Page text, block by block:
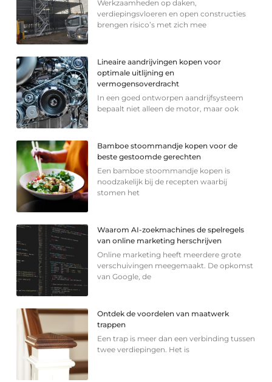
Werkzaamheden op daken,
verdiepingsvloeren en open constructies
brengen risico’s met zich mee
Lineaire aandrijvingen kopen voor
optimale uitlijning en
vermogensoverdracht
In een goed ontworpen aandrijfsysteem
bepaalt niet alleen de motor, maar ook
Bamboe stoommandje kopen voor de
beste gestoomde gerechten
Een bamboe stoommandje kopen is
noodzakelijk bij de recepten waarbij
stomen het
Waarom AI-zoekmachines de spelregels
van online marketing herschrijven
Online marketing heeft meerdere grote
verschuivingen meegemaakt. De opkomst
van Google, de
Ontdek de voordelen van maatwerk
trappen
Een trap is meer dan een verbinding tussen
twee verdiepingen. Het is